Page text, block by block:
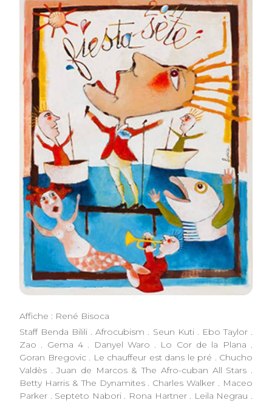
Affiche : René Bisoca
Staff Benda Bilili . Afrocubism . Seun Kuti . Ebo Taylor .
Zao . Gema 4 . Danyel Waro . Lo Cor de la Plana .
Goran Bregovic . Le chauffeur est dans le pré . Chucho
Valdès . Juan de Marcos & The Afro-cuban All Stars .
Betty Harris & The Dynamites . Charles Walker . Maceo
Parker . Septeto Nabori . Rona Hartner . Leila Negrau .